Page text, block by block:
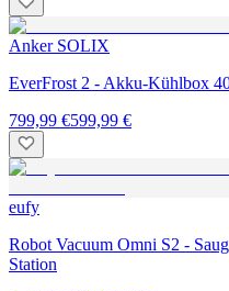
Anker SOLIX
EverFrost 2 - Akku-Kühlbox
799,99 €599,99 €
eufy
Robot Vacuum Omni S2 -
Station